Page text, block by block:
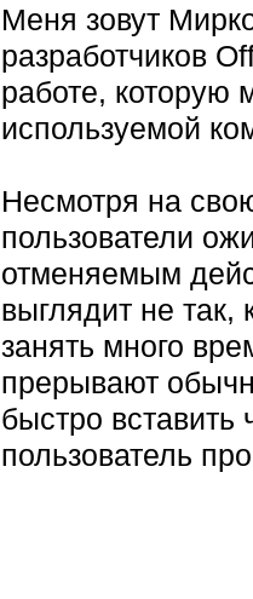
Меня зовут
разработчиков
работе, которую
используемой
Несмотря на
пользователи
отменяемым
выглядит не
занять много
прерывают
быстро вставить
пользователь